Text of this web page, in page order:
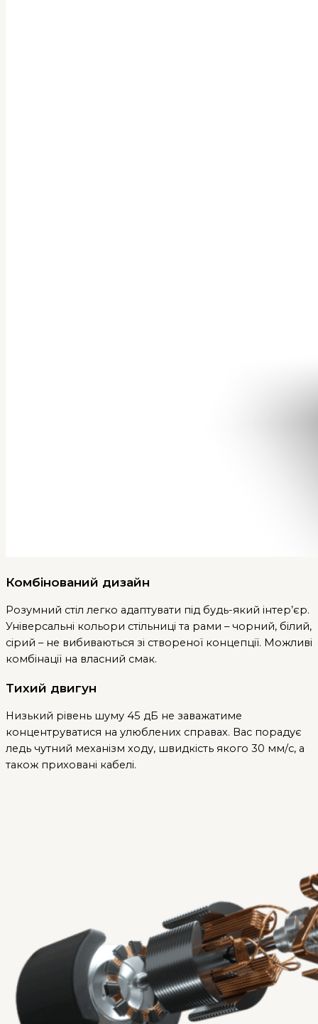
Комбінований дизайн
Розумний стіл легко адаптувати під будь-який інтер’єр.
Універсальні кольори стільниці та рами – чорний, білий,
сірий – не вибиваються зі створеної концепції. Можливі
комбінації на власний смак.
Тихий двигун
Низький рівень шуму 45 дБ не заважатиме
концентруватися на улюблених справах. Вас порадує
ледь чутний механізм ходу, швидкість якого 30 мм/с, а
також приховані кабелі.